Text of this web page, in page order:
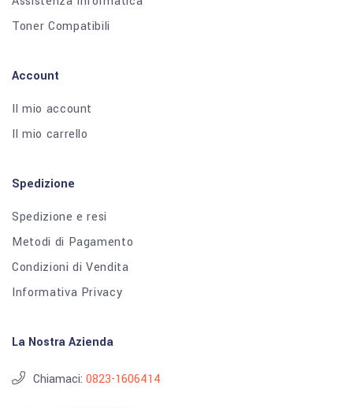
Toner Compatibili
Account
Il mio account
Il mio carrello
Spedizione
Spedizione e resi
Metodi di Pagamento
Condizioni di Vendita
Informativa Privacy
La Nostra Azienda
Chiamaci: 0823-1606414